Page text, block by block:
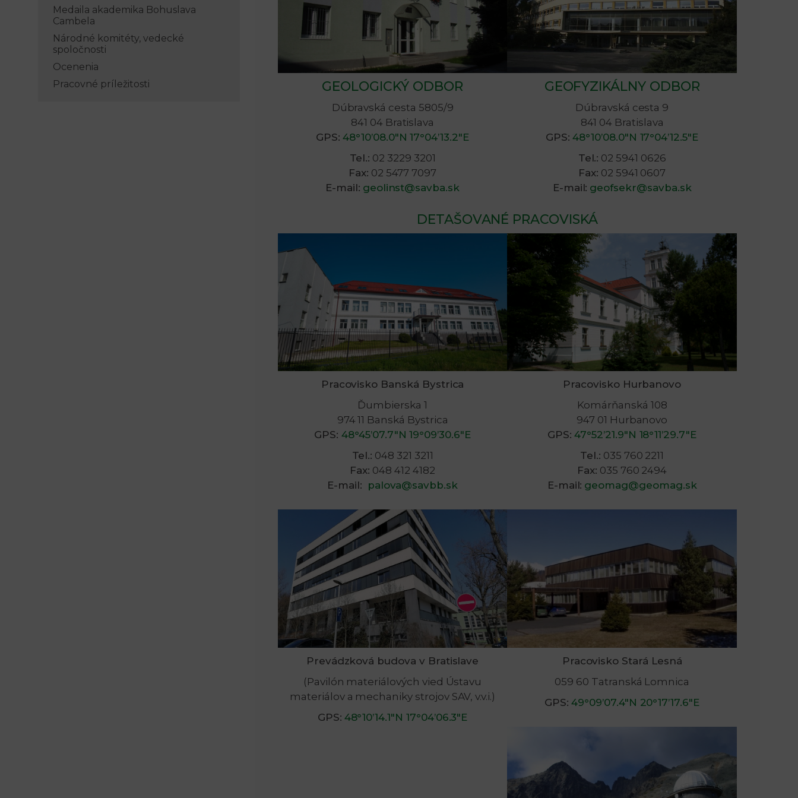
e
t
Medaila akademika Bohuslava
Cambela
Národné komitéty, vedecké
spoločnosti
Ocenenia
Pracovné príležitosti
GEOLOGICKÝ ODBOR
Dúbravská cesta 5805/9
841 04 Bratislava
GPS: 48°10’08.0″N 17°04’13.2″E
Tel.: 02 3229 3201
Fax: 02 5477 7097
E-mail: geolinst@savba.sk
GEOFYZIKÁLNY ODBOR
Dúbravská cesta 9
841 04 Bratislava
GPS: 48°10’08.0″N 17°04’12.5″E
Tel.: 02 5941 0626
Fax: 02 5941 0607
E-mail: geofsekr@savba.sk
DETAŠOVANÉ PRACOVISKÁ
Pracovisko Banská Bystrica
Ďumbierska 1
974 11 Banská Bystrica
GPS:48°45’07.7″N 19°09’30.6″E
Tel.: 048 321 3211
Fax: 048 412 4182
E-mail: palova@savbb.sk
Pracovisko Hurbanovo
Komárňanská 108
947 01 Hurbanovo
GPS: 47°52’21.9″N 18°11’29.7″E
Tel.: 035 760 2211
Fax: 035 760 2494
E-mail: geomag@geomag.sk
Prevádzková budova v Bratislave
(Pavilón materiálových vied Ústavu
materiálov a mechaniky strojov SAV, v.v.i.)
GPS: 48°10’14.1″N 17°04’06.3″E
Pracovisko Stará Lesná
059 60 Tatranská Lomnica
GPS: 49°09’07.4″N 20°17’17.6″E